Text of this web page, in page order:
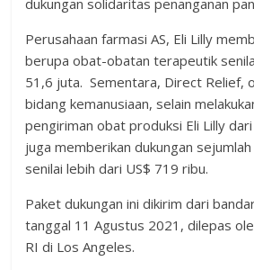
dukungan solidaritas penanganan
Perusahaan farmasi AS, Eli Lilly
berupa obat-obatan terapeutik
51,6 juta. Sementara, Direct Relief,
bidang kemanusiaan, selain
pengiriman obat produksi Eli Lilly
juga memberikan dukungan
senilai lebih dari US$ 719 ribu.
Paket dukungan ini dikirim dari
tanggal 11 Agustus 2021, dilepas
RI di Los Angeles.